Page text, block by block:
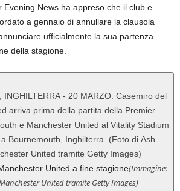
Evening News ha appreso che il club e
a gennaio di annullare la clausola
ufficialmente la sua partenza
della stagione.
United a fine stagione(Immagine:
United tramite Getty Images)